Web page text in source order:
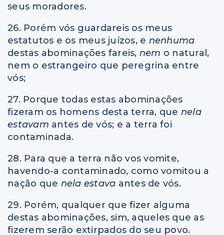
seus moradores.
26. Porém vós guardareis os meus
estatutos e os meus juízos, e nenhuma
destas abominações fareis, nem o natural,
nem o estrangeiro que peregrina entre
vós;
27. Porque todas estas abominações
fizeram os homens desta terra, que nela
estavam antes de vós; e a terra foi
contaminada.
28. Para que a terra não vos vomite,
havendo-a contaminado, como vomitou a
nação que nela estava antes de vós.
29. Porém, qualquer que fizer alguma
destas abominações, sim, aqueles que as
fizerem serão extirpados do seu povo.